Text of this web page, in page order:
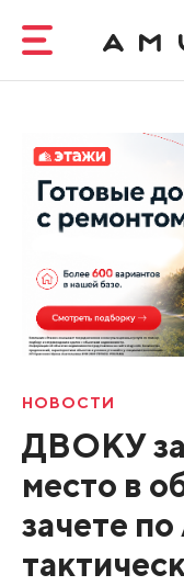
НОВОСТИ
ДВОКУ
место в
зачете